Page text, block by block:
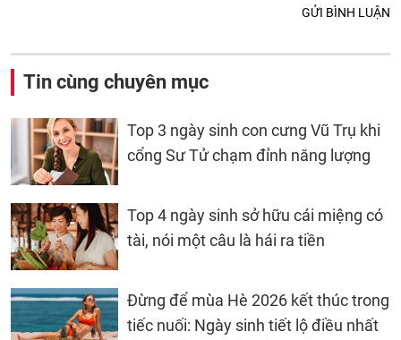
GỬI BÌNH LUẬN
Tin cùng chuyên mục
Top 3 ngày sinh con cưng Vũ Trụ khi
cổng Sư Tử chạm đỉnh năng lượng
Top 4 ngày sinh sở hữu cái miệng có
tài, nói một câu là hái ra tiền
Đừng để mùa Hè 2026 kết thúc trong
tiếc nuối: Ngày sinh tiết lộ điều nhất